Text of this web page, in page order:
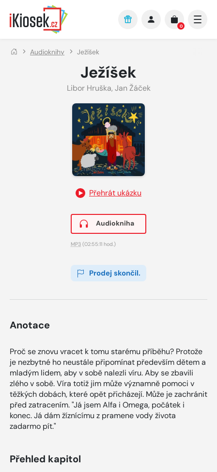
Přejít na hlavní obsah
0
Audioknihy Ježíšek
Ježíšek
Libor Hruška, Jan Žáček
Přehrát ukázku
Audiokniha
MP3 (02:55:11 hod.)
Prodej skončil.
Anotace
Proč se znovu vracet k tomu starému příběhu? Protože
je nezbytné ho neustále připomínat především dětem a
mladým lidem, aby v sobě nalezli víru. Aby se zbavili
zlého v sobě. Víra totiž jim může významně pomoci v
těžkých dobách, které opět přicházejí. Může je zachránit
před zatracením. "Já jsem Alfa i Omega, počátek i
konec. Já dám žíznícímu z pramene vody života
zadarmo pít."
Přehled kapitol